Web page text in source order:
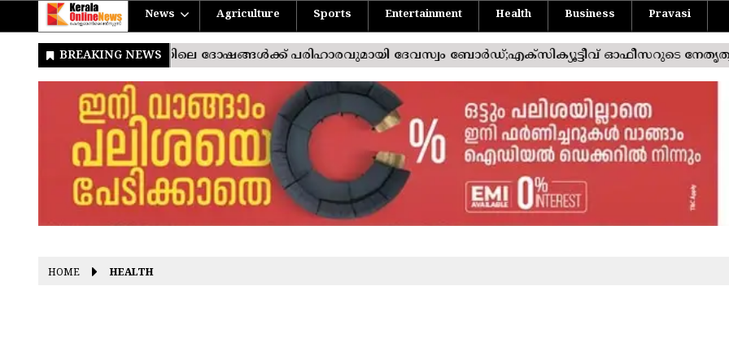
News Agriculture Sports Entertainment Health Business Pravasi
HOME HEALTH